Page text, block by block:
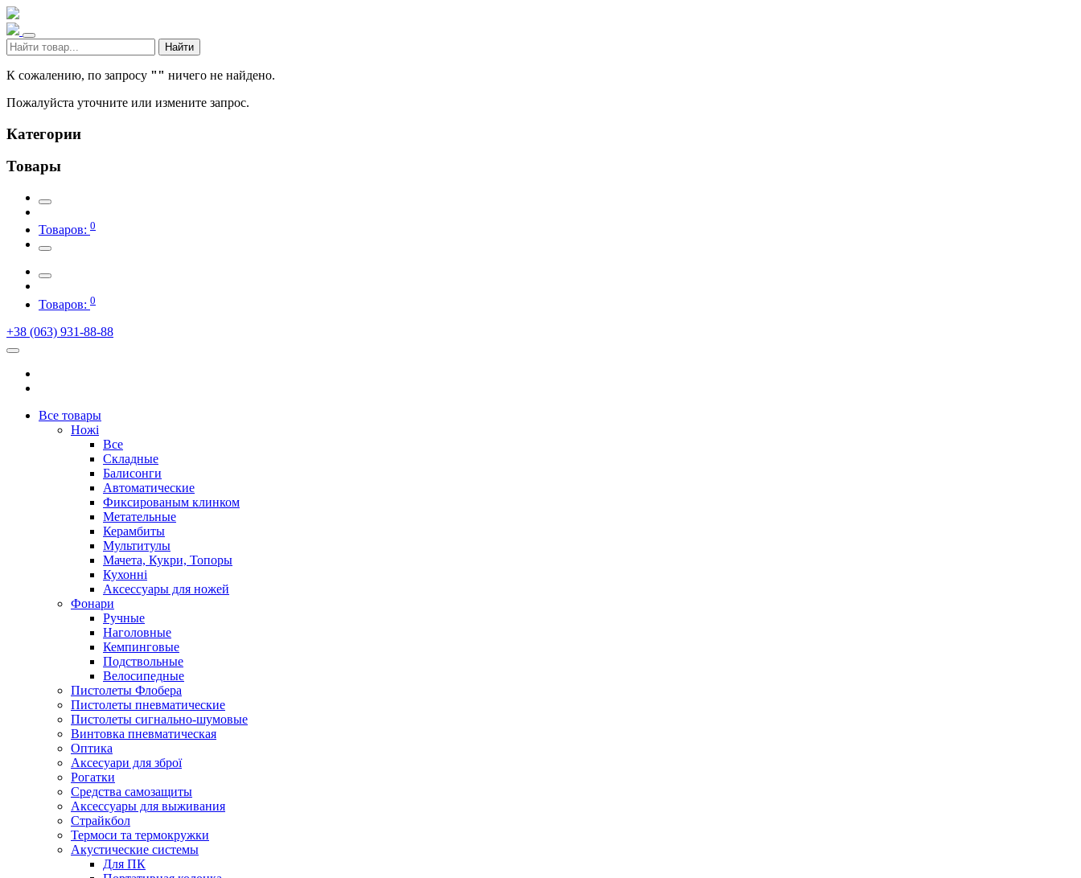
Найти
К сожалению, по запросу "" ничего не найдено.
Пожалуйста уточните или измените запрос.
Категории
Товары
Товаров: 0
Товаров: 0
+38 (063) 931-88-88
Все товары
Ножі
Все
Складные
Балисонги
Автоматические
Фиксированым клинком
Метательные
Керамбиты
Мультитулы
Мачета, Кукри, Топоры
Кухонні
Аксессуары для ножей
Фонари
Ручные
Наголовные
Кемпинговые
Подствольные
Велосипедные
Пистолеты Флобера
Пистолеты пневматические
Пистолеты сигнально-шумовые
Винтовка пневматическая
Оптика
Аксесуари для зброї
Рогатки
Средства самозащиты
Аксессуары для выживания
Страйкбол
Термоси та термокружки
Акустические системы
Для ПК